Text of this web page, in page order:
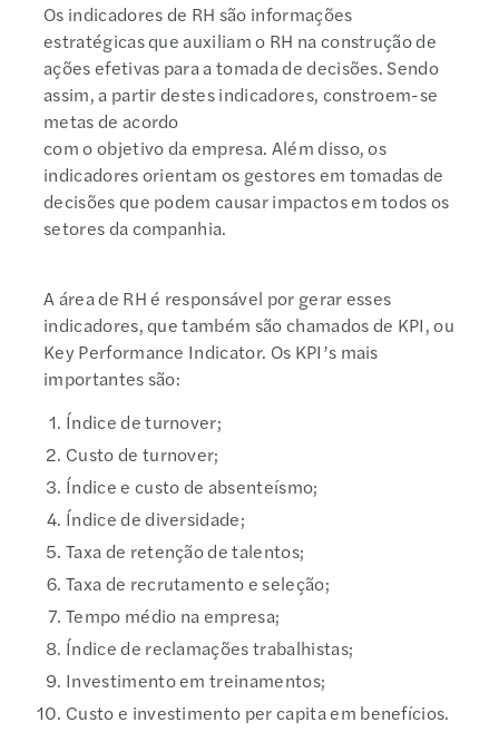
Os indicadores de RH são informações
estratégicas que auxiliam o RH na construção de
ações efetivas para a tomada de decisões. Sendo
assim, a partir destes indicadores, constroem-se
metas de acordo
com o objetivo da empresa. Além disso, os
indicadores orientam os gestores em tomadas de
decisões que podem causar impactos em todos os
setores da companhia.
A área de RH é responsável por gerar esses
indicadores, que também são chamados de KPI, ou
Key Performance Indicator. Os KPI’s mais
importantes são:
Índice de turnover;
Custo de turnover;
Índice e custo de absenteísmo;
Índice de diversidade;
Taxa de retenção de talentos;
Taxa de recrutamento e seleção;
Tempo médio na empresa;
Índice de reclamações trabalhistas;
Investimento em treinamentos;
Custo e investimento per capita em benefícios.